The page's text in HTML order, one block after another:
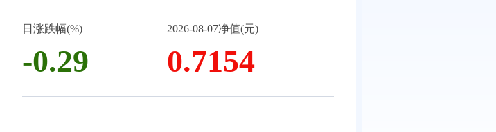
日涨跌幅(%)
-0.29
2026-08-07净值(元)
0.7154